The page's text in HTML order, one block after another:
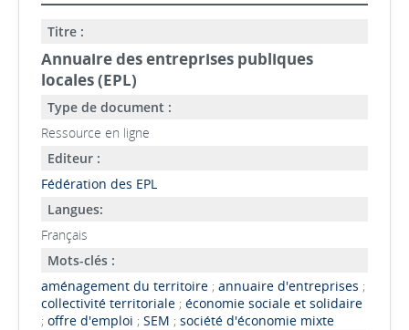
Titre :
Annuaire des entreprises publiques
locales (EPL)
Type de document :
Ressource en ligne
Editeur :
Fédération des EPL
Langues:
Français
Mots-clés :
aménagement du territoire; annuaire d'entreprises ;
collectivité territoriale; économie sociale et solidaire
; offre d'emploi ; SEM ; société d'économie mixte